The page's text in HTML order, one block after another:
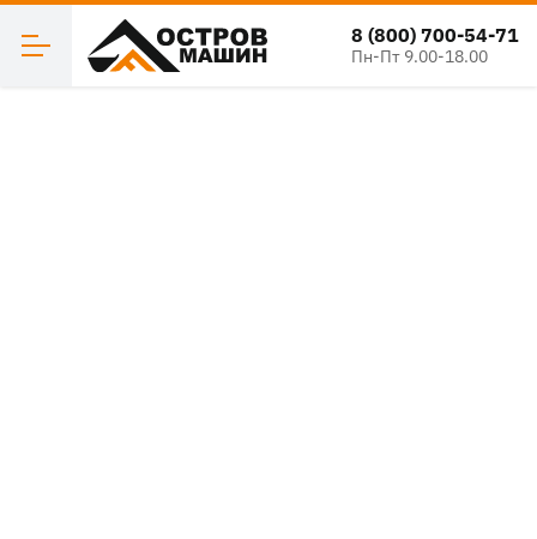
8 (800) 700-54-71
Пн-Пт 9.00-18.00